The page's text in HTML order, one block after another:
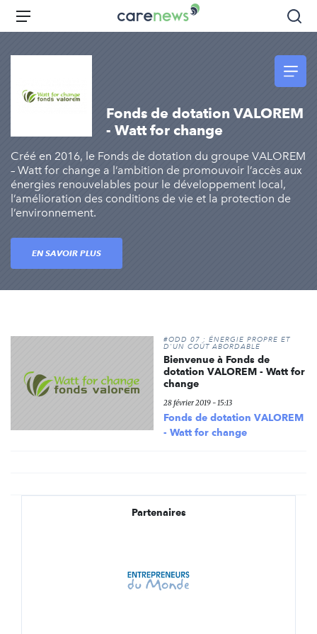
Aller
principal
Carenews,
Le
l'engagement
Menu
Fonds de dotation VALOREM
- Watt for change
Créé en 2016, le Fonds de dotation du groupe VALOREM
– Watt for change a l’ambition de promouvoir l’accès aux
énergies renouvelables pour le développement local,
l’amélioration des conditions de vie et la protection de
l’environnement.
EN SAVOIR PLUS
#ODD 07 : ÉNERGIE PROPRE ET
D'UN COÛT ABORDABLE
Bienvenue à Fonds de
dotation VALOREM - Watt for
change
28 février 2019 - 15:13
Fonds de dotation VALOREM
- Watt for change
Partenaires